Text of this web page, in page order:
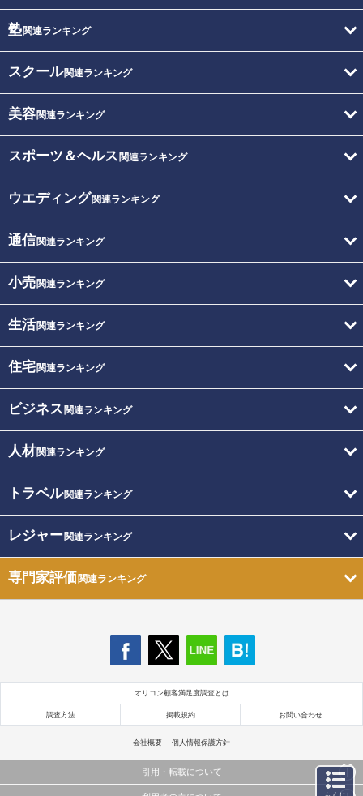
塾関連ランキング
スクール関連ランキング
美容関連ランキング
スポーツ＆ヘルス 関連ランキング
ウエディング関連ランキング
通信関連ランキング
小売関連ランキング
生活関連ランキング
住宅関連ランキング
ビジネス 関連ランキング
人材関連ランキング
トラベル関連ランキング
レジャー関連ランキング
専門家評価関連ランキング
オリコン顧客満足度調査とは
調査方法 掲載規約 お問い合わせ
会社概要 個人情報保護方針
引用・転載について